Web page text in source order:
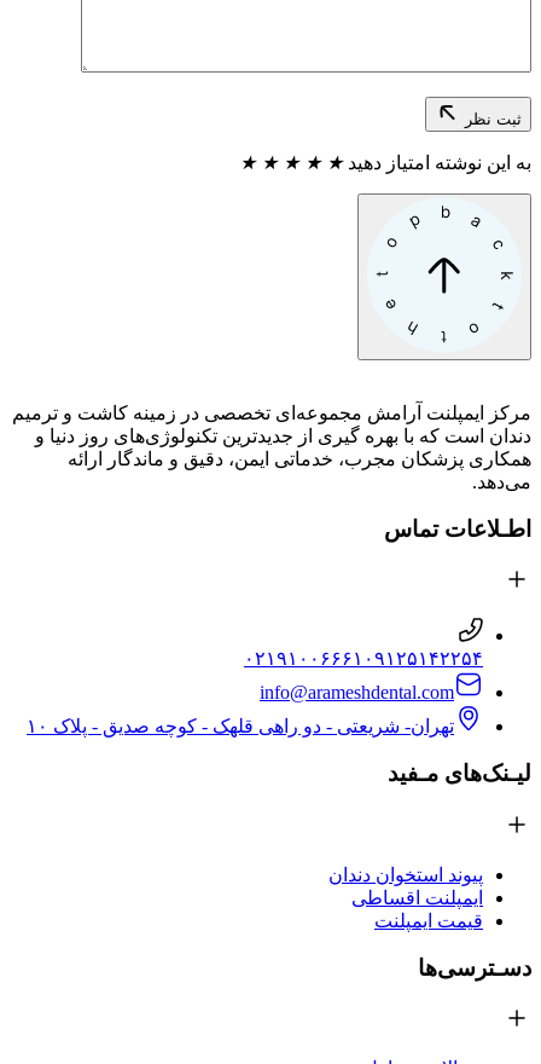
ثبت نظر
به این نوشته امتیاز دهید ★
★
★
★
★
مرکز ایمپلنت آرامش مجموعه‌ای تخصصی در زمینه کاشت و ترمیم
دندان است که با بهره گیری از جدیدترین تکنولوژی‌های روز دنیا و
همکاری پزشکان مجرب، خدماتی ایمن، دقیق و ماندگار ارائه
می‌دهد.
اطـلاعات تماس
۰۲۱۹۱۰۰۶۶۶۱ ۰۹۱۲۵۱۴۲۲۵۴
info@arameshdental.com
تهران- شریعتی - دو راهی قلهک - کوچه صدیق - پلاک ۱۰
لیـنک‌های مـفید
پیوند استخوان دندان
ایمپلنت اقساطی
قیمت ایمپلنت
دسـترسی‌ها